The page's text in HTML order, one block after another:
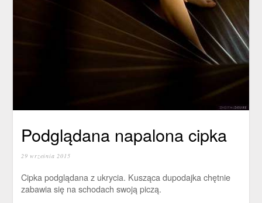
Podglądana napalona cipka
29 września 2015
Cipka podglądana z ukrycia. Kusząca dupodajka chętnie
zabawia się na schodach swoją piczą.